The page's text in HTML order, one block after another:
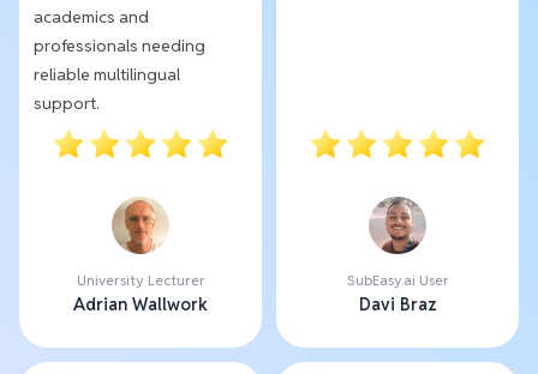
academics and
professionals needing
reliable multilingual
support.
University Lecturer
Adrian Wallwork
SubEasy.ai User
Davi Braz